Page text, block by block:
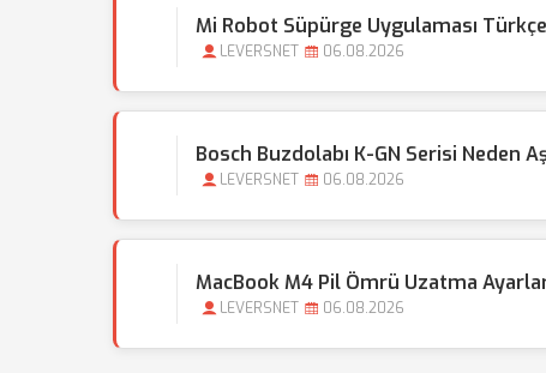
Mi Robot Süpürge Uygulaması
LEVERSNET 06.08.2026
Bosch Buzdolabı K-GN Serisi Neden
LEVERSNET 06.08.2026
MacBook M4 Pil Ömrü Uzatma
LEVERSNET 06.08.2026